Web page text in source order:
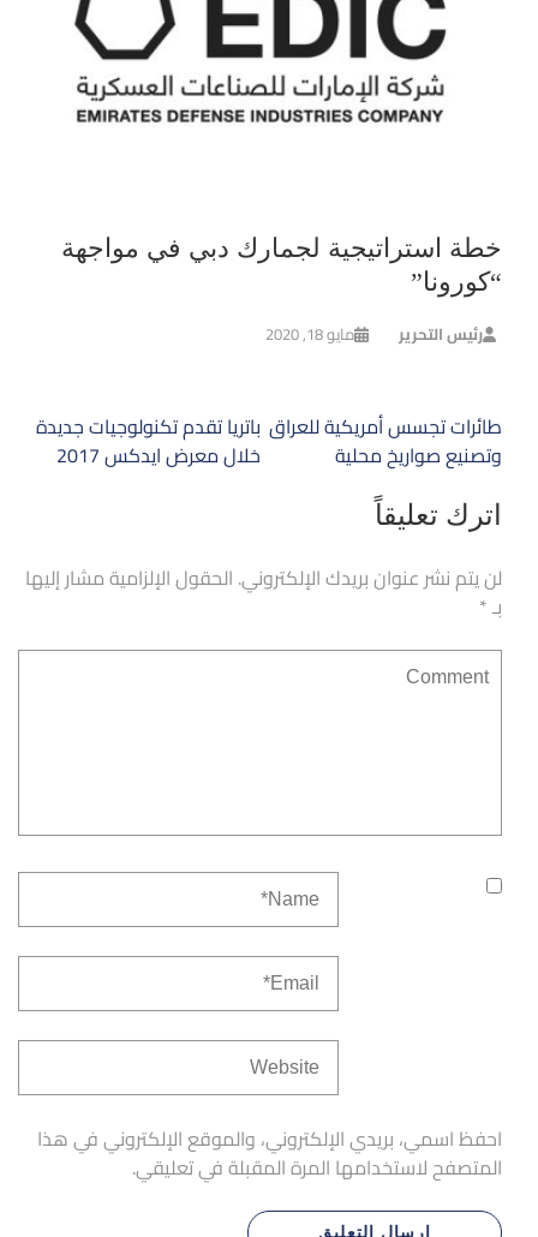
خطة استراتيجية لجمارك دبي في مواجهة
“كورونا”
رئيس التحرير مايو 18, 2020
تصفّح
المقالات
باتريا تقدم تكنولوجيات جديدة
خلال معرض ايدكس 2017
طائرات تجسس أمريكية للعراق
وتصنيع صواريخ محلية
اترك تعليقاً
لن يتم نشر عنوان بريدك الإلكتروني. الحقول الإلزامية مشار إليها
بـ*
احفظ اسمي، بريدي الإلكتروني، والموقع الإلكتروني في هذا
المتصفح لاستخدامها المرة المقبلة في تعليقي.